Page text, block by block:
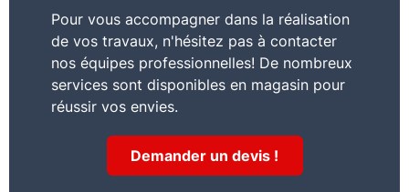
Pour vous accompagner dans la réalisation
de vos travaux, n'hésitez pas à contacter
nos équipes professionnelles! De nombreux
services sont disponibles en magasin pour
réussir vos envies.
Demander un devis !